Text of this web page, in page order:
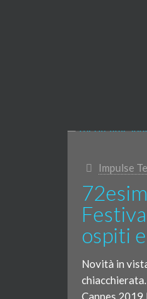
Impulse
ospiti
Novità in
Cannes